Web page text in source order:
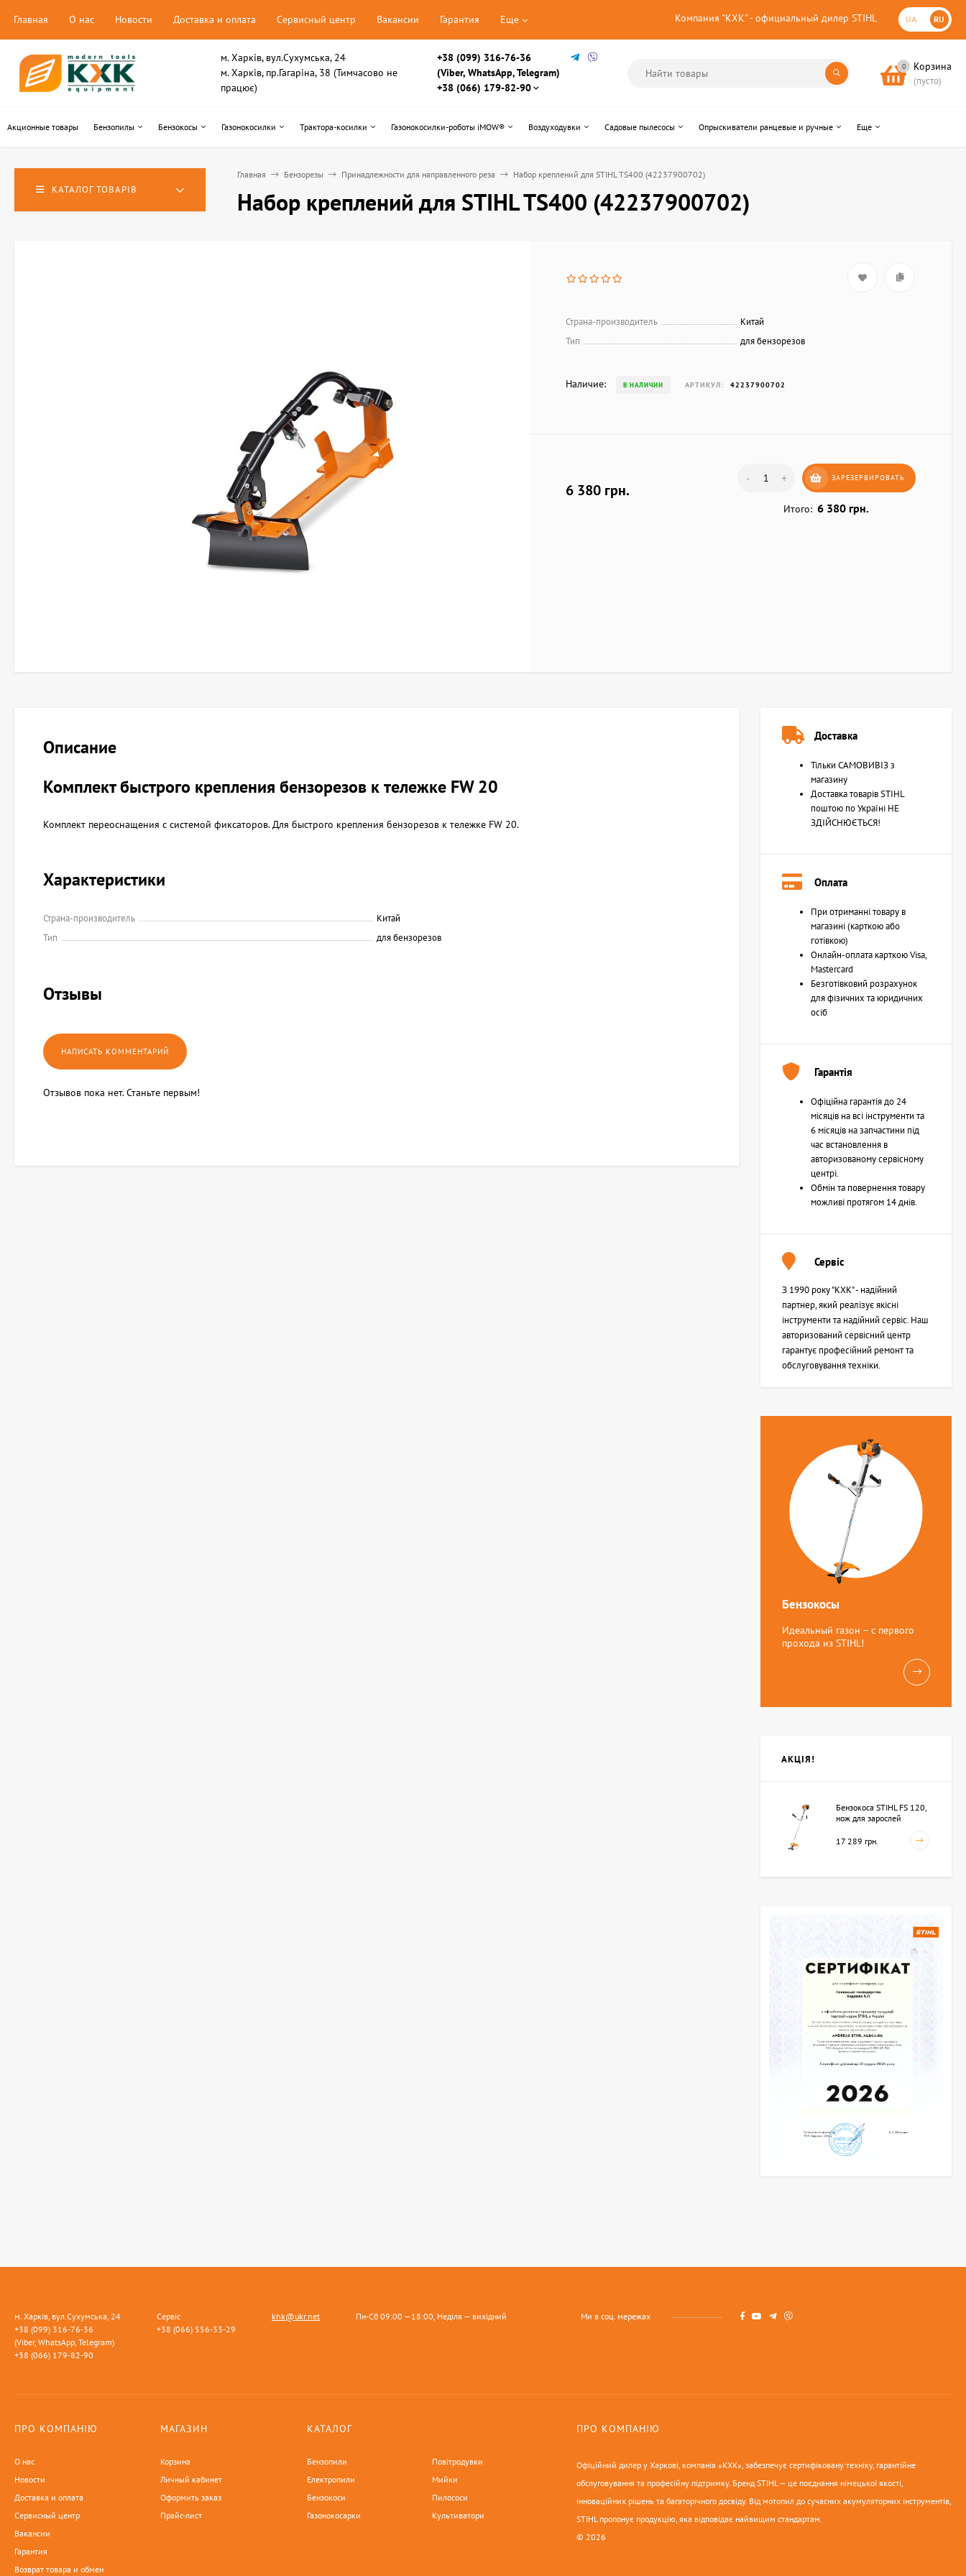
Компания "КХК" - официальный дилер STIHL UA RU
Главная О нас Новости Доставка и оплата Сервисный центр Вакансии Гарантия Еще
м. Харків, вул.Сухумська, 24
м. Харків, пр.Гагаріна, 38 (Тимчасово не
працює)
+38 (099) 316-76-36
(Viber, WhatsApp, Telegram)
+38 (066) 179-82-90
0 Корзина
(пусто)
Акционные товары Бензопилы Бензокосы Газонокосилки Трактора-косилки Газонокосилки-роботы iMOW® Воздуходувки Садовые пылесосы Опрыскиватели ранцевые и ручные Еще
КАТАЛОГ ТОВАРІВ
Главная Бензорезы Принадлежности для направленного реза Набор креплений для STIHL TS400 (42237900702)
Набор креплений для STIHL TS400 (42237900702)
Страна-производитель
Китай
Тип
для бензорезов
Наличие: В НАЛИЧИИ АРТИКУЛ: 42237900702
6 380 грн.
- + ЗАРЕЗЕРВИРОВАТЬ
Итого: 6 380 грн.
Описание
Комплект быстрого крепления бензорезов к тележке FW 20
Комплект переоснащения с системой фиксаторов. Для быстрого крепления бензорезов к тележке FW 20.
Характеристики
Страна-производитель
Китай
Тип
для бензорезов
Отзывы
Отзывов пока нет. Станьте первым!
Доставка
Тільки САМОВИВІЗ з
магазину
Доставка товарів STIHL
поштою по Україні НЕ
ЗДІЙСНЮЄТЬСЯ!
Оплата
При отриманні товару в
магазині (карткою або
готівкою)
Онлайн-оплата карткою Visa,
Mastercard
Безготівковий розрахунок
для фізичних та юридичних
осіб
Гарантія
Офіційна гарантія до 24
місяців на всі інструменти та
6 місяців на запчастини під
час встановлення в
авторизованому сервісному
центрі.
Обмін та повернення товару
можливі протягом 14 днів.
Сервіс
З 1990 року "КХК" - надійний
партнер, який реалізує якісні
інструменти та надійний сервіс. Наш
авторизований сервісний центр
гарантує професійний ремонт та
обслуговування техніки.
Бензокосы
Идеальный газон – с первого
прохода из STIHL!
АКЦІЯ!
Бензокоса STIHL FS 120,
нож для зарослей
17 289 грн.
м. Харків, вул.Сухумська, 24
+38 (099) 316-76-36
(Viber, WhatsApp, Telegram)
+38 (066) 179-82-90
Сервіс
+38 (066) 556-33-29
khk@ukr.net Пн-Сб 09:00 —18:00, Неділя — вихідний Ми в соц. мережах
ПРО КОМПАНІЮ
О нас
Новости
Доставка и оплата
Сервисный центр
Вакансии
Гарантия
Возврат товара и обмен
МАГАЗИН
Корзина
Личный кабинет
Оформить заказ
Прайс-лист
КАТАЛОГ
Бензопили
Електропили
Бензокоси
Газонокосарки
Повітродувки
Мийки
Пилососи
Культиватори
ПРО КОМПАНІЮ
Офіційний дилер у Харкові, компанія «КХК», забезпечує сертифіковану техніку, гарантійне
обслуговування та професійну підтримку. Бренд STIHL — це поєднання німецької якості,
інноваційних рішень та багаторічного досвіду. Від мотопил до сучасних акумуляторних інструментів,
STIHL пропонує продукцію, яка відповідає найвищим стандартам.
© 2026